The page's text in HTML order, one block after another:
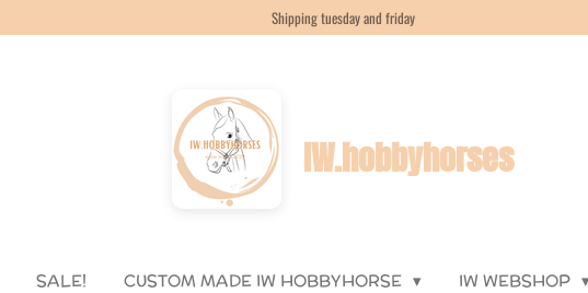
Shipping tuesday and friday
IW.hobbyhorses
SALE! CUSTOM MADE IW HOBBYHORSE IW WEBSHOP